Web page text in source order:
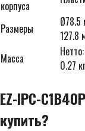
корпуса
Размеры
Ø78.5
127.8
Масса
0.27 кг
EZ-IPC-
купить?